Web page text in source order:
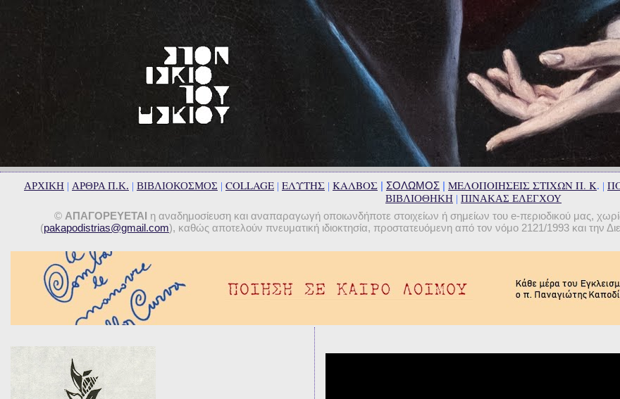
ΑΡΧΙΚΗ | ΑΡΘΡΑ Π.Κ. | ΒΙΒΛΙΟΚΟΣΜΟΣ | COLLAGE | ΕΛΥΤΗΣ | ΚΑΛΒΟΣ | ΣΟΛΩΜΟΣ | ΜΕΛΟΠΟΙΗΣΕΙΣ ΣΤΙΧΩΝ Π. Κ. |
ΒΙΒΛΙΟΘΗΚΗ | ΠΙΝΑΚΑΣ ΕΛΕΓΧΟΥ
© ΑΠΑΓΟΡΕΥΕΤΑΙ η αναδημοσίευση και αναπαραγωγή οποιωνδήποτε στοιχείων ή σημείων του e-περιοδικού μας,
(pakapodistrias@gmail.com), καθώς αποτελούν πνευματική ιδιοκτησία, προστατευόμενη από τον νόμο 2121/1993 και